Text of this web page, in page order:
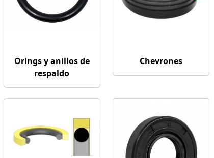
Orings y anillos de
respaldo
Chevrones